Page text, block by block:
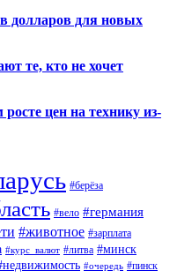
долларов для новых
те, кто не хочет
цен на технику из-
#берёза
#вело #германия
#животное #зарплата
#курс_валют #литва #минск
#очередь #пинск